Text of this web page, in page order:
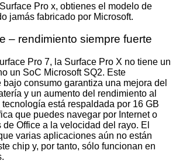
Pro x, obtienes el modelo de
jamás fabricado por Microsoft.
– rendimiento siempre fuerte
Pro 7, la Surface Pro X no tiene un
un SoC Microsoft SQ2. Este
bajo consumo garantiza una mejora del
y un aumento del rendimiento al
está respaldada por 16 GB
que puedes navegar por Internet o
Office a la velocidad del rayo. El
varias aplicaciones aún no están
chip y, por tanto, sólo funcionan en